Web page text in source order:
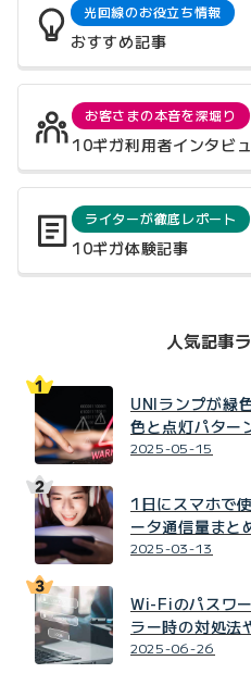
光回線のお役立ち情報
おすすめ記事
お客さまの本音を深堀り
10ギガ利用者インタビ
ライターが徹底レポート
10ギガ体験記事
人気記事
UNIランプが緑
色と点灯パター
2025-05-15
1日にスマホで
ータ通信量まと
2025-03-13
Wi-Fiのパスワ
ラー時の対処法
2025-06-26